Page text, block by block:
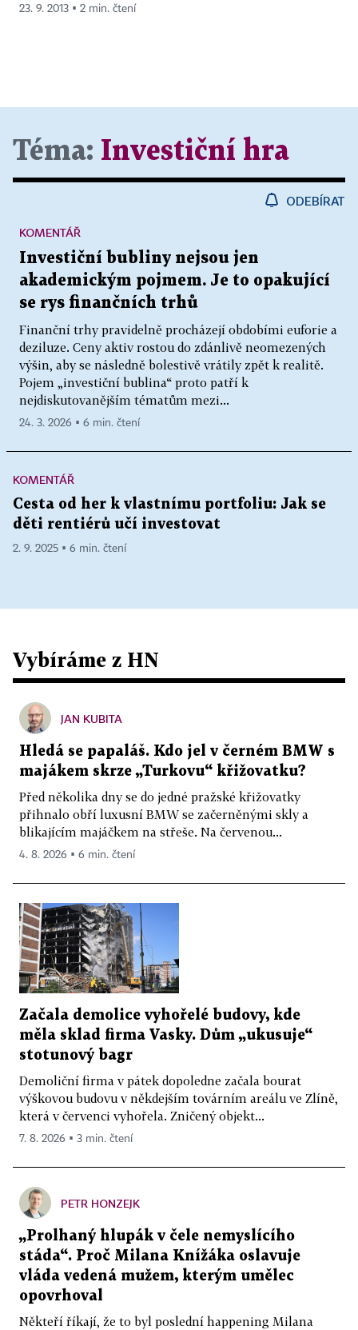
23. 9. 2013 ▪ 2 min. čtení
Téma: Investiční hra
ODEBÍRAT
Investiční bubliny nejsou jen
akademickým pojmem. Je to opakující
se rys finančních trhů
Finanční trhy pravidelně procházejí obdobími euforie a
deziluze. Ceny aktiv rostou do zdánlivě neomezených
výšin, aby se následně bolestivě vrátily zpět k realitě.
Pojem „investiční bublina“ proto patří k
nejdiskutovanějším tématům mezi...
KOMENTÁŘ
24. 3. 2026 ▪ 6 min. čtení
KOMENTÁŘ
Cesta od her k vlastnímu portfoliu: Jak se
děti rentiérů učí investovat
2. 9. 2025 ▪ 6 min. čtení
Vybíráme z HN
JAN KUBITA
Hledá se papaláš. Kdo jel v černém BMW s
majákem skrze „Turkovu“ křižovatku?
Před několika dny se do jedné pražské křižovatky
přihnalo obří luxusní BMW se začerněnými skly a
blikajícím majáčkem na střeše. Na červenou...
4. 8. 2026 ▪ 6 min. čtení
Začala demolice vyhořelé budovy, kde
měla sklad firma Vasky. Dům „ukusuje“
stotunový bagr
Demoliční firma v pátek dopoledne začala bourat
výškovou budovu v někdejším továrním areálu ve Zlíně,
která v červenci vyhořela. Zničený objekt...
7. 8. 2026 ▪ 3 min. čtení
PETR HONZEJK
„Prolhaný hlupák v čele nemyslícího
stáda“. Proč Milana Knížáka oslavuje
vláda vedená mužem, kterým umělec
opovrhoval
Někteří říkají, že to byl poslední happening Milana